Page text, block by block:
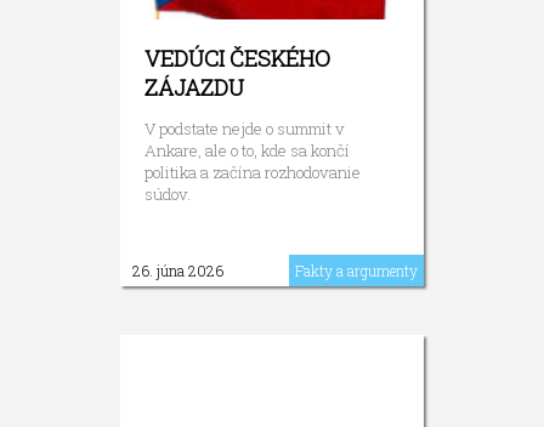
VEDÚCI ČESKÉHO
ZÁJAZDU
V podstate nejde o summit v
Ankare, ale o to, kde sa končí
politika a začína rozhodovanie
súdov.
26. júna 2026 Fakty a argumenty